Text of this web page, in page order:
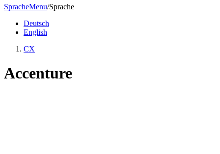
SpracheMenu/Sprache
Deutsch
English
CX
Accenture